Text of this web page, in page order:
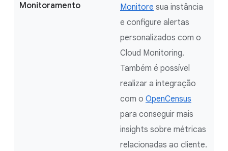
Monitoramento Monitore sua instância
e configure alertas
personalizados com o
Cloud Monitoring.
Também é possível
realizar a integração
com o OpenCensus
para conseguir mais
insights sobre métricas
relacionadas ao cliente.